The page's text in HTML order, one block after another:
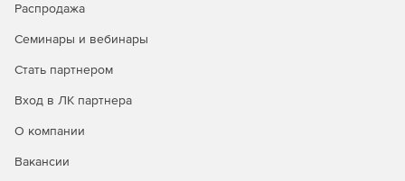
Распродажа
Семинары и вебинары
Стать партнером
Вход в ЛК партнера
О компании
Вакансии